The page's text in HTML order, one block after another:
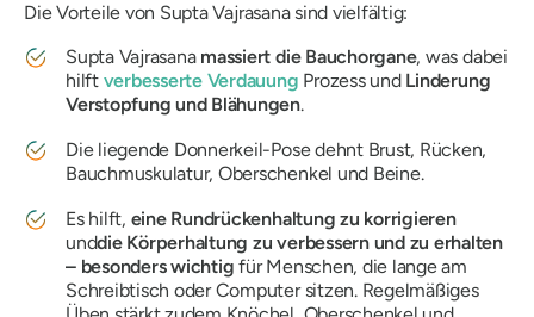
Die Vorteile von Supta Vajrasanasind vielfältig:
Supta Vajrasana massiert die Bauchorgane, was dabei
hilft verbesserte Verdauung Prozess und Linderung
Verstopfung und Blähungen.
Die liegende Donnerkeil-Pose dehnt Brust, Rücken,
Bauchmuskulatur, Oberschenkel und Beine.
Es hilft, eine Rundrückenhaltung zu korrigieren
unddie Körperhaltung zu verbessern und zu erhalten
– besonders wichtig für Menschen, die lange am
Schreibtisch oder Computer sitzen. Regelmäßiges